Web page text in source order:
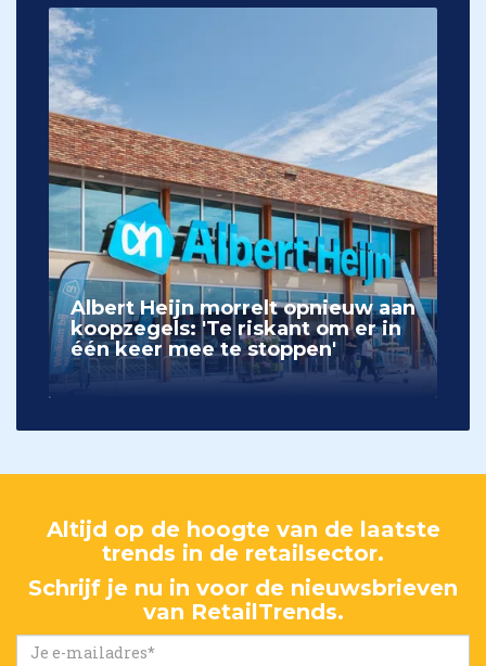
Albert Heijn morrelt opnieuw aan
koopzegels: 'Te riskant om er in
één keer mee te stoppen'
Altijd op de hoogte van de laatste
trends in de retailsector.
Schrijf je nu in voor de nieuwsbrieven
van RetailTrends.